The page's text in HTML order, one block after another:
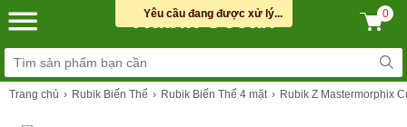
Rubik Ocean 0
Trang chủ Rubik Biến Thể Rubik Biến Thể 4 mặt Rubik Z Mastermorphix
Yêu cầu đang được xử lý...